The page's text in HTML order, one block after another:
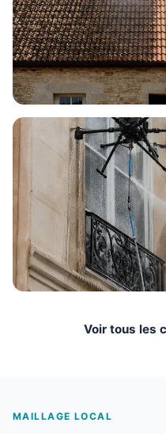
Voir tous les
MAILLAGE LOCAL